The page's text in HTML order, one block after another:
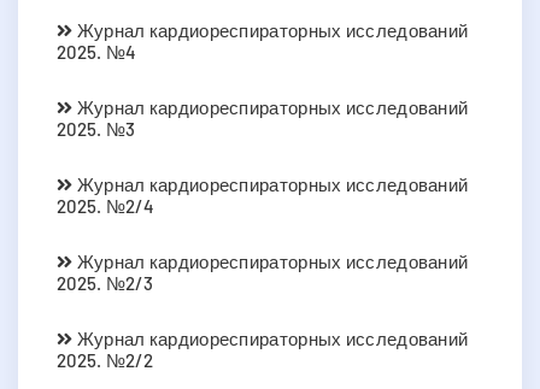
Журнал кардиореспираторных исследований
2025. №4
Журнал кардиореспираторных исследований
2025. №3
Журнал кардиореспираторных исследований
2025. №2/4
Журнал кардиореспираторных исследований
2025. №2/3
Журнал кардиореспираторных исследований
2025. №2/2